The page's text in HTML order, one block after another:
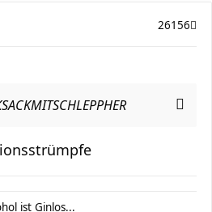
26156
ist Ginlos...